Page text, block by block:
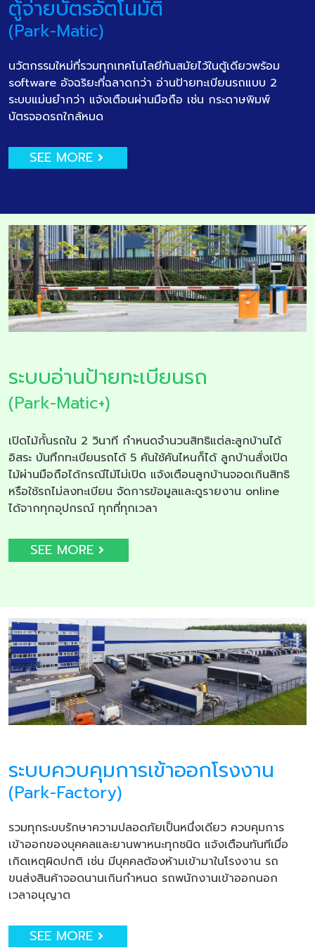
ตู้จ่ายบัตรอัตโนมัติ
(Park-Matic)
นวัตกรรมใหม่ที่รวมทุกเทคโนโลยีทันสมัยไว้ในตู้เดียวพร้อม
software อัจฉริยะที่ฉลาดกว่า อ่านป้ายทะเบียนรถแบบ 2
ระบบแม่นยำกว่า แจ้งเตือนผ่านมือถือ เช่น กระดาษพิมพ์
บัตรจอดรถใกล้หมด
SEE MORE
ระบบอ่านป้ายทะเบียนรถ
(Park-Matic+)
เปิดไม้กั้นรถใน 2 วินาที กำหนดจำนวนสิทธิแต่ละลูกบ้านได้
อิสระ บันทึกทะเบียนรถได้ 5 คันใช้คันไหนก็ได้ ลูกบ้านสั่งเปิด
ไม้ผ่านมือถือได้กรณีไม้ไม่เปิด แจ้งเตือนลูกบ้านจอดเกินสิทธิ
หรือใช้รถไม่ลงทะเบียน จัดการข้อมูลและดูรายงาน online
ได้จากทุกอุปกรณ์ ทุกที่ทุกเวลา
SEE MORE
ระบบควบคุมการเข้าออกโรงงาน
(Park-Factory)
รวมทุกระบบรักษาความปลอดภัยเป็นหนึ่งเดียว ควบคุมการ
เข้าออกของบุคคลและยานพาหนะทุกชนิด แจ้งเตือนทันทีเมื่อ
เกิดเหตุผิดปกติ เช่น มีบุคคลต้องห้ามเข้ามาในโรงงาน รถ
ขนส่งสินค้าจอดนานเกินกำหนด รถพนักงานเข้าออกนอก
เวลาอนุญาต
SEE MORE